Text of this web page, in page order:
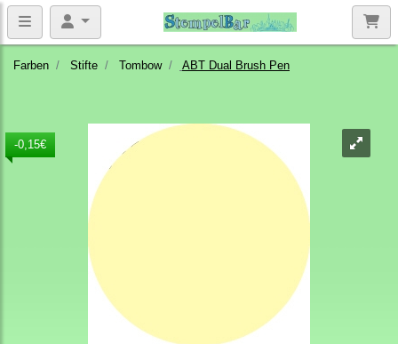
Farben Stifte Tombow ABT Dual Brush Pen
-0,15€